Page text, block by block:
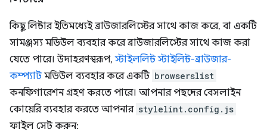
কিছু লিন্টার ইতিমধ্যেই ব্রাউজারলিস্টের সাথে কাজ করে, বা একটি
সামঞ্জস্য মডিউল ব্যবহার করে ব্রাউজারলিস্টের সাথে কাজ করা
যেতে পারে। উদাহরণস্বরূপ,স্টাইললিন্ট স্টাইলিন্ট-ব্রাউজার-
কম্প্যাটমডিউল ব্যবহার করে একটি browserslist
কনফিগারেশন গ্রহণ করতে পারে। আপনার পছন্দের বেসলাইন
কোয়েরি ব্যবহার করতে আপনার stylelint.config.js
ফাইল সেট করুন: